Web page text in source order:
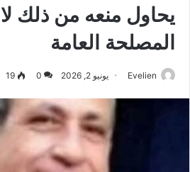
يحاول منعه من ذلك
المصلحة العامة
Evelien يونيو 2, 2026 0
19